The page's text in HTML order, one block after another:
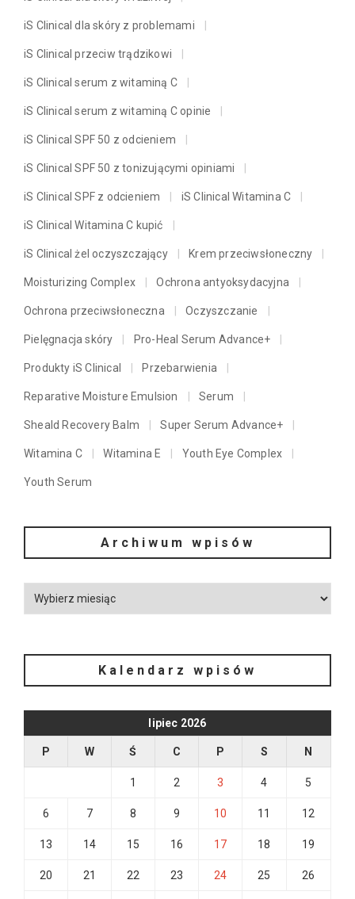
iS Clinical dla skóry z problemami
iS Clinical przeciw trądzikowi
iS Clinical serum z witaminą C
iS Clinical serum z witaminą C opinie
iS Clinical SPF 50 z odcieniem
iS Clinical SPF 50 z tonizującymi opiniami
iS Clinical SPF z odcieniem iS Clinical Witamina C
iS Clinical Witamina C kupić
iS Clinical żel oczyszczający Krem przeciwsłoneczny
Moisturizing Complex Ochrona antyoksydacyjna
Ochrona przeciwsłoneczna Oczyszczanie
Pielęgnacja skóry Pro-Heal Serum Advance+
Produkty iS Clinical Przebarwienia
Reparative Moisture Emulsion Serum
Sheald Recovery Balm Super Serum Advance+
Witamina C Witamina E Youth Eye Complex
Youth Serum
Archiwum wpisów
Kalendarz wpisów
lipiec 2026
P W Ś C P S N
1 2 3 4 5
6 7 8 9 10 11 12
13 14 15 16 17 18 19
20 21 22 23 24 25 26